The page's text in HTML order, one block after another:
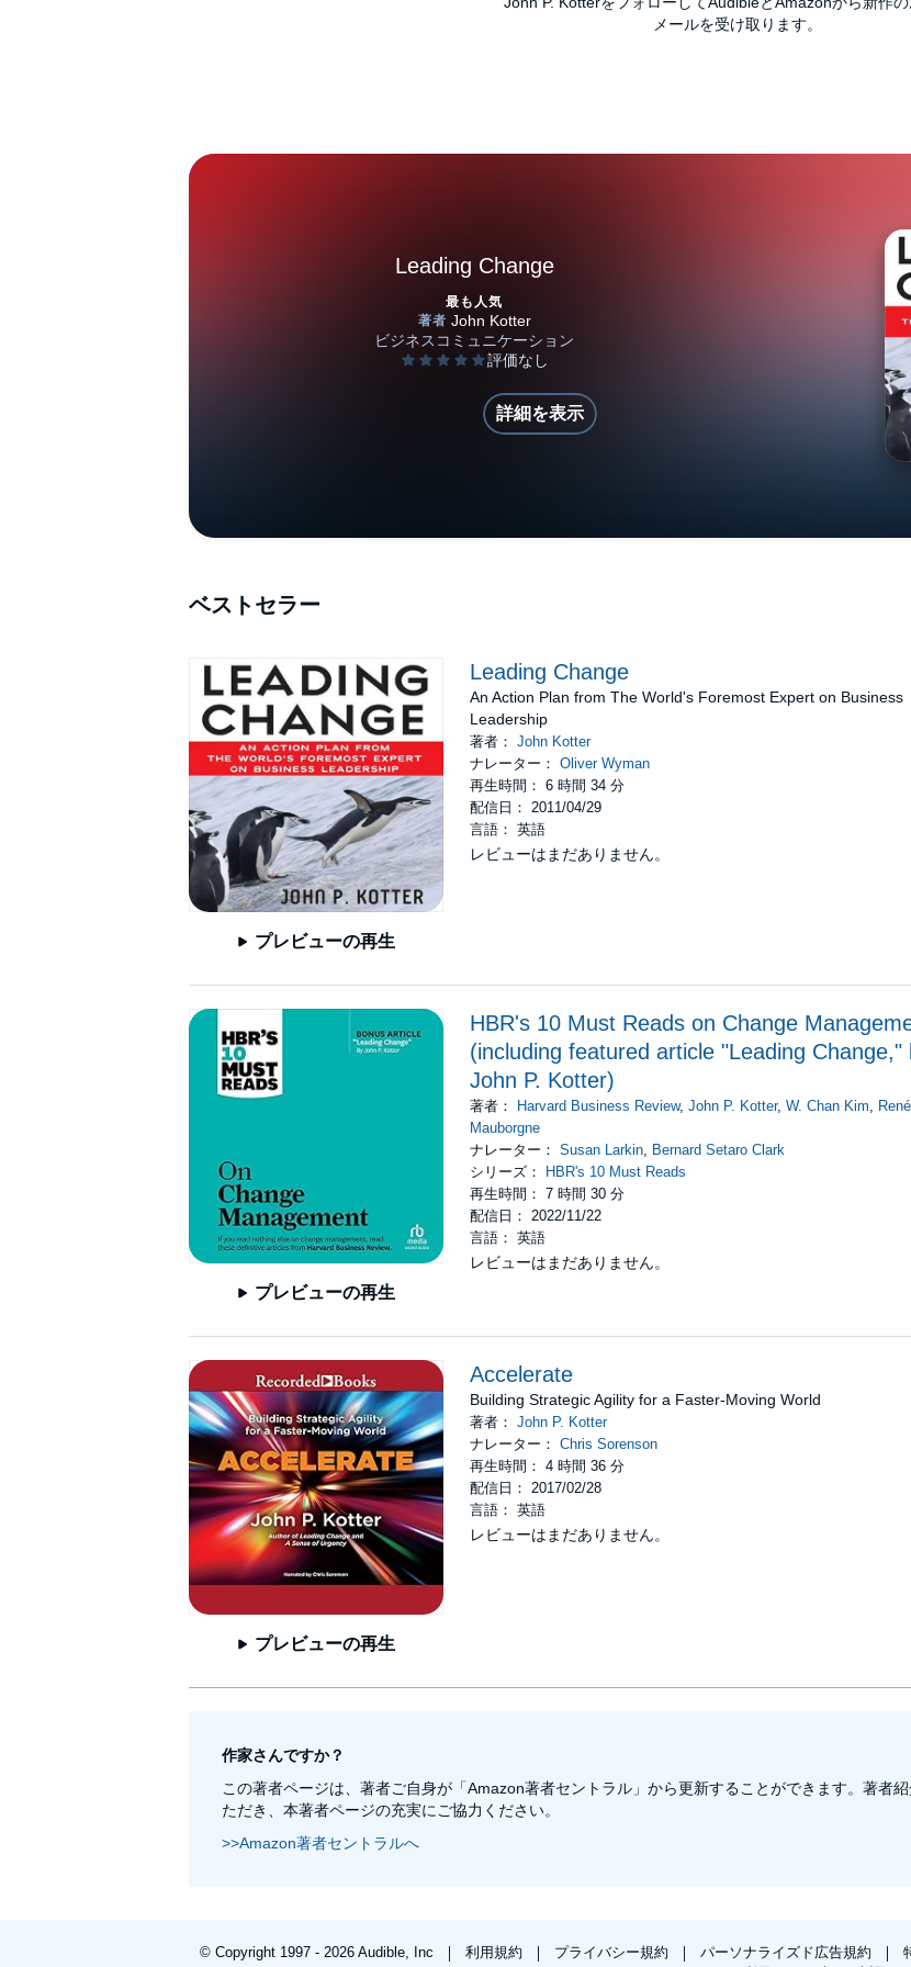
メールを受け取ります。
Leading Change
最も人気
詳細を表示
ベストセラー
プレビューの再生
Leading Change
An Action Plan from The World's Foremost Expert on Business
Leadership
著者： John Kotter
ナレーター： Oliver Wyman
再生時間： 6 時間 34 分
配信日： 2011/04/29
言語： 英語
レビューはまだありません。
プレビューの再生
HBR's 10 Must Reads on Change
(including featured article "Leading Change,"
John P. Kotter)
著者： Harvard Business Review, John P. Kotter, W. Chan Kim
Mauborgne
ナレーター： Susan Larkin,
Bernard Setaro Clark
シリーズ：
HBR's 10 Must Reads
再生時間： 7 時間 30 分
配信日： 2022/11/22
言語： 英語
レビューはまだありません。
プレビューの再生
Accelerate
Building Strategic Agility for a Faster-Moving World
著者： John P. Kotter
ナレーター： Chris Sorenson
再生時間： 4 時間 36 分
配信日： 2017/02/28
言語： 英語
レビューはまだありません。
作家さんですか？
この著者ページは、著者ご自身が「Amazon著者セントラル」から更新することができます。著者
ただき、本著者ページの充実にご協力ください。
>>Amazon著者セントラルへ
© Copyright 1997 - 2026 Audible, Inc 利用規約 プライバシー規約 パーソナライズド広告規約